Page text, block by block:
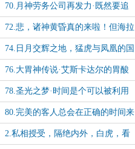
怒之爪”
70.月神劳务公司再发力·既然要追
求刺激，那干脆就贯彻到底咯
72.悲，诸神黄昏真的来啦！但海拉
却没有一点参与感，游戏体验负分！
74.日月交辉之地，猛虎与凤凰的国
度76.大胃神传说·艾斯卡达尔的胃酸
甚至可以消化石头-加更【2/5】
78.圣光之梦·时间是个可以被利用
的“谎言”（下）-加更【4/5】
80.完美的客人总会在正确的时间来
访，让新的狩猎开始吧
2.私相授受，隔绝内外，白虎，看